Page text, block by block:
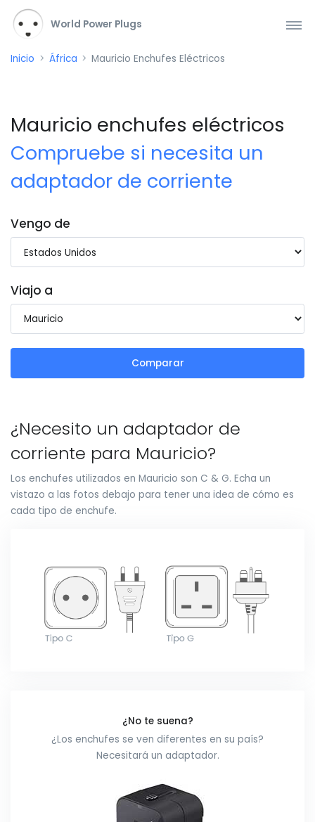
World Power Plugs
Inicio África Mauricio Enchufes Eléctricos
Mauricio enchufes eléctricos
Compruebe si necesita un
adaptador de corriente
Vengo de
Viajo a
Comparar
¿Necesito un adaptador de
corriente para Mauricio?
Los enchufes utilizados en Mauricio son C & G. Echa un
vistazo a las fotos debajo para tener una idea de cómo es
cada tipo de enchufe.
¿No te suena?
¿Los enchufes se ven diferentes en su país?
Necesitará un adaptador.